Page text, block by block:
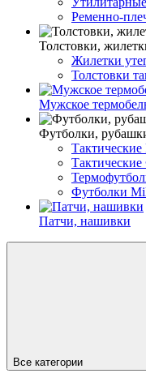
Ременно-
Толстовки,
Жилетки
Толстовки
Мужское
Футболки,
Футболки
Патчи, нашивки
Все категории